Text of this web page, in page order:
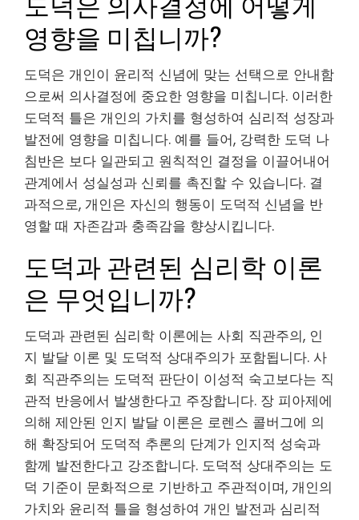
영향을 미칩니까?
도덕은 개인이 윤리적 신념에 맞는 선택으로 안내함
으로써 의사결정에 중요한 영향을 미칩니다. 이러한
도덕적 틀은 개인의 가치를 형성하여 심리적 성장과
발전에 영향을 미칩니다. 예를 들어, 강력한 도덕 나
침반은 보다 일관되고 원칙적인 결정을 이끌어내어
관계에서 성실성과 신뢰를 촉진할 수 있습니다. 결
과적으로, 개인은 자신의 행동이 도덕적 신념을 반
영할 때 자존감과 충족감을 향상시킵니다.
도덕과 관련된 심리학 이론
은 무엇입니까?
도덕과 관련된 심리학 이론에는 사회 직관주의, 인
지 발달 이론 및 도덕적 상대주의가 포함됩니다. 사
회 직관주의는 도덕적 판단이 이성적 숙고보다는 직
관적 반응에서 발생한다고 주장합니다. 장 피아제에
의해 제안된 인지 발달 이론은 로렌스 콜버그에 의
해 확장되어 도덕적 추론의 단계가 인지적 성숙과
함께 발전한다고 강조합니다. 도덕적 상대주의는 도
덕 기준이 문화적으로 기반하고 주관적이며, 개인의
가치와 윤리적 틀을 형성하여 개인 발전과 심리적